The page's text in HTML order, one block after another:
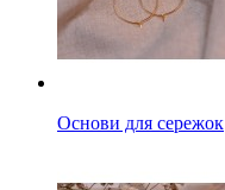
Основи для сережок